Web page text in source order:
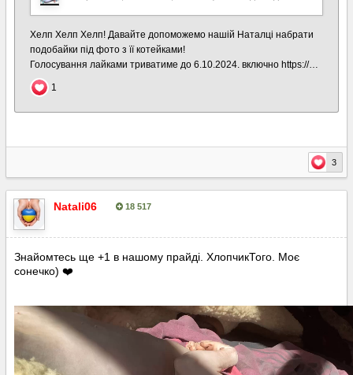
3
Natali06 18 517
Знайомтесь ще +1 в нашому прайді. ХлопчикТого. Моє
сонечко) ❤️